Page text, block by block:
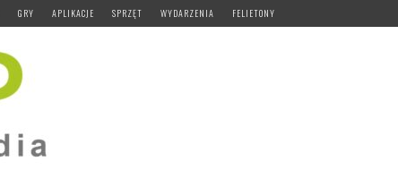
GRY APLIKACJE SPRZĘT WYDARZENIA FELIETONY